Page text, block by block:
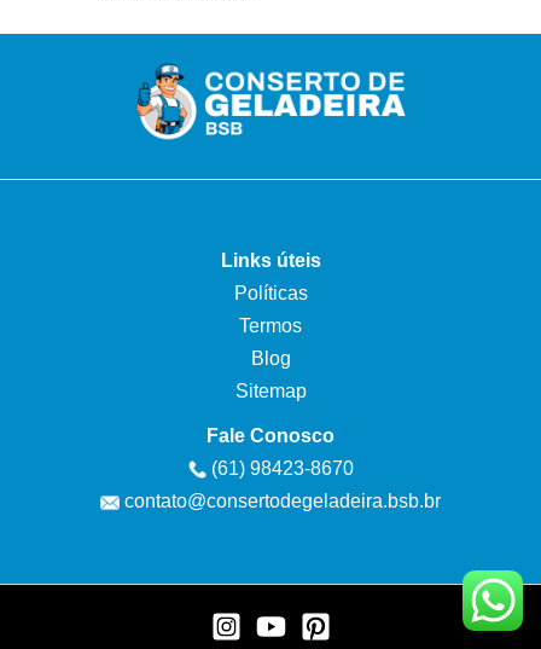
Links úteis
Políticas
Termos
Blog
Sitemap
Fale Conosco
(61) 98423-8670
contato@consertodegeladeira.bsb.br